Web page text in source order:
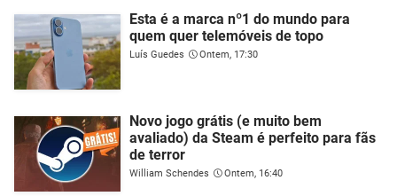
Esta é a marca nº1 do mundo para
quem quer telemóveis de topo
Luís Guedes Ontem, 17:30
Novo jogo grátis (e muito bem
avaliado) da Steam é perfeito para fãs
de terror
William Schendes Ontem, 16:40